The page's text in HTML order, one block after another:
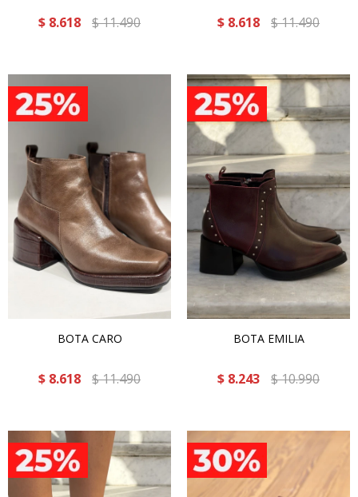
$ 8.618 $11.490 $ 8.618 $11.490
BOTA CARO
$ 8.618 $11.490
BOTA EMILIA
$ 8.243 $10.990